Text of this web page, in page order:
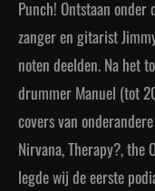
Punch! Ontstaan onder
zanger en gitarist
noten deelden. Na het
drummer Manuel (tot
covers van
Nirvana, Therapy?, the
legde wij de eerste